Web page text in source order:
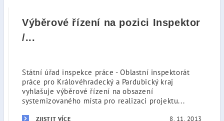
Výběrové řízení na pozici Inspektor
/...
Státní úřad inspekce práce - Oblastní inspektorát
práce pro Královéhradecký a Pardubický kraj
vyhlašuje výběrové řízení na obsazení
systemizovaného místa pro realizaci projektu...
ZJISTIT VÍCE 8. 11. 2013